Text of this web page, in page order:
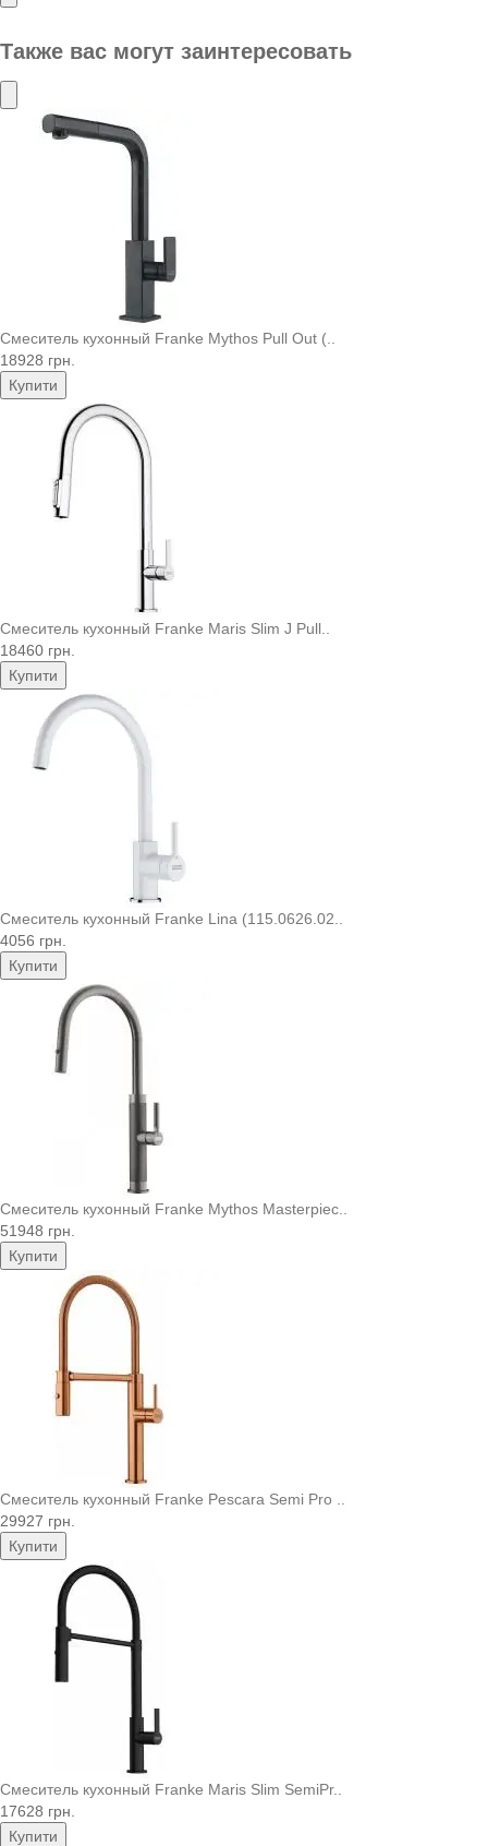
Также вас могут заинтересовать
Смеситель кухонный Franke Mythos Pull Out (..
18928 грн.
Купити
Смеситель кухонный Franke Maris Slim J Pull..
18460 грн.
Купити
Смеситель кухонный Franke Lina (115.0626.02..
4056 грн.
Купити
Смеситель кухонный Franke Mythos Masterpiec..
51948 грн.
Купити
Смеситель кухонный Franke Pescara Semi Pro ..
29927 грн.
Купити
Смеситель кухонный Franke Maris Slim SemiPr..
17628 грн.
Купити